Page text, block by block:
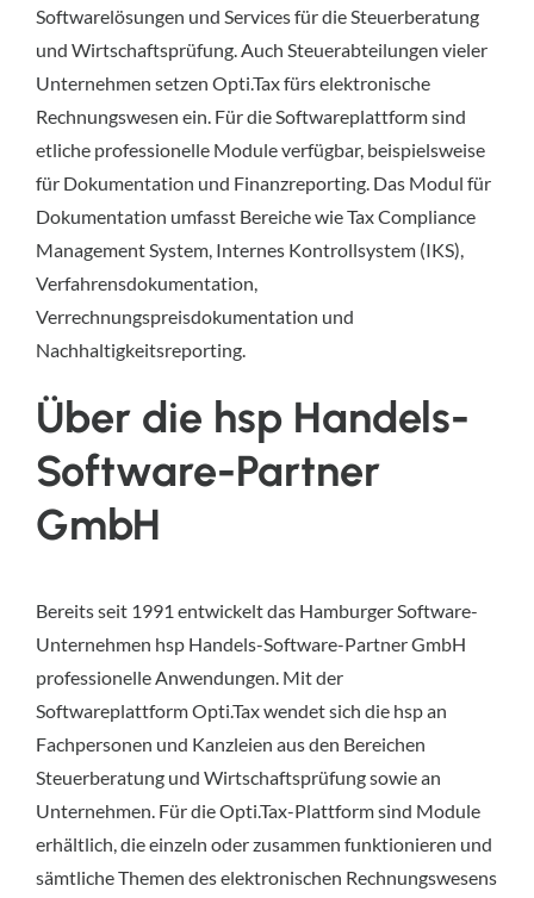
Softwarelösungen und Services für die Steuerberatung
und Wirtschaftsprüfung. Auch Steuerabteilungen vieler
Unternehmen setzen Opti.Tax fürs elektronische
Rechnungswesen ein. Für die Softwareplattform sind
etliche professionelle Module verfügbar, beispielsweise
für Dokumentation und Finanzreporting. Das Modul für
Dokumentation umfasst Bereiche wie Tax Compliance
Management System, Internes Kontrollsystem (IKS),
Verfahrensdokumentation,
Verrechnungspreisdokumentation und
Nachhaltigkeitsreporting.
Über die hsp Handels-
Software-Partner
GmbH
Bereits seit 1991 entwickelt das Hamburger Software-
Unternehmen hsp Handels-Software-Partner GmbH
professionelle Anwendungen. Mit der
Softwareplattform Opti.Tax wendet sich die hsp an
Fachpersonen und Kanzleien aus den Bereichen
Steuerberatung und Wirtschaftsprüfung sowie an
Unternehmen. Für die Opti.Tax-Plattform sind Module
erhältlich, die einzeln oder zusammen funktionieren und
sämtliche Themen des elektronischen Rechnungswesens